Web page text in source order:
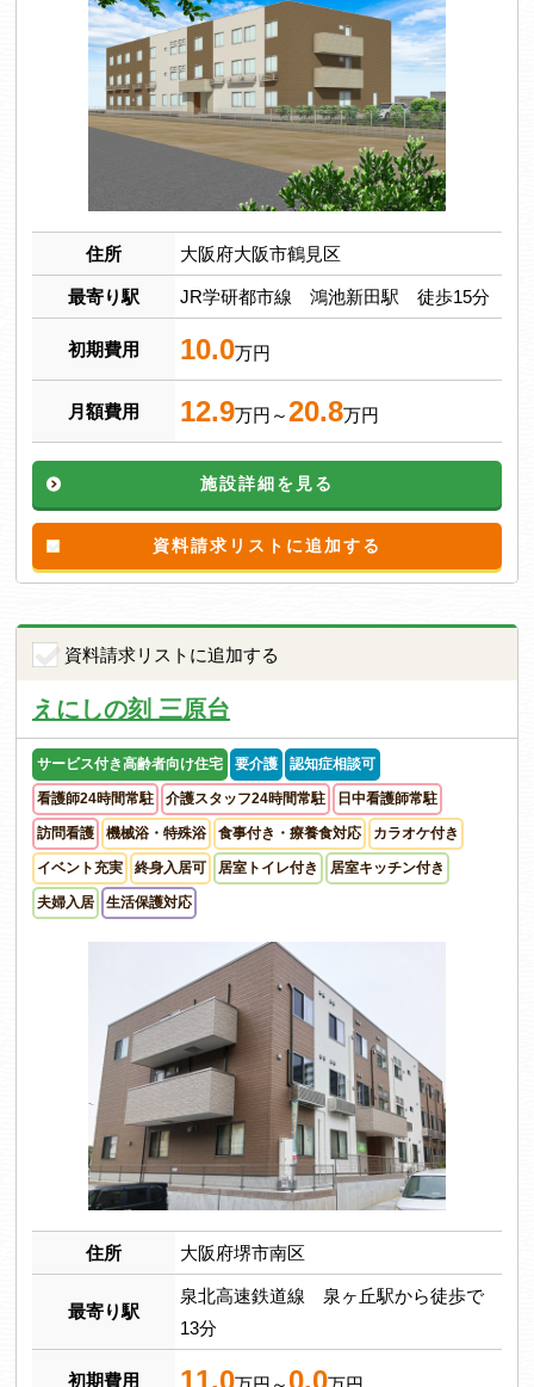
住所 大阪府大阪市鶴見区
最寄り駅 JR学研都市線 鴻池新田駅 徒歩15分
初期費用 10.0万円
月額費用 12.9万円～20.8万円
施設詳細を見る
資料請求リストに追加する
資料請求リストに追加する
えにしの刻 三原台
サービス付き高齢者向け住宅 要介護 認知症相談可
看護師24時間常駐 介護スタッフ24時間常駐 日中看護師常駐
訪問看護 機械浴・特殊浴 食事付き・療養食対応 カラオケ付き
イベント充実 終身入居可 居室トイレ付き 居室キッチン付き
夫婦入居 生活保護対応
住所 大阪府堺市南区
最寄り駅
泉北高速鉄道線 泉ヶ丘駅から徒歩で
13分
初期費用